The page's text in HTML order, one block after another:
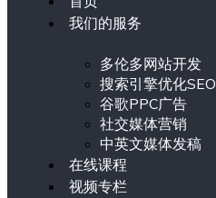
我们的服务
多伦多网站开发
搜索引擎优化SEO
谷歌PPC广告
社交媒体营销
中英文媒体发稿
在线课程
视频专栏